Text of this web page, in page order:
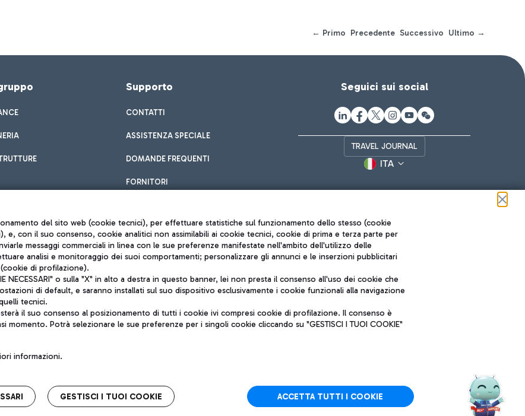
← Primo Precedente Successivo Ultimo →
Supporto
CONTATTI
ASSISTENZA SPECIALE
DOMANDE FREQUENTI
FORNITORI
Seguici sui social
TRAVEL JOURNAL
ITA
Mundys S.p.A.
06 65951
Note legali
Mappa sito
Accessibilità
Roma FCO
L'aeroporto stellato
QUALITÀ SOSTENIBILITÀ INNOVAZIONE
del sito web (cookie tecnici), per effettuare statistiche sul funzionamento dello stesso (cookie
e, con il suo consenso, cookie analitici non assimilabili ai cookie tecnici, cookie di prima e terza parte per
messaggi commerciali in linea con le sue preferenze manifestate nell'ambito dell'utilizzo delle
analisi e monitoraggio dei suoi comportamenti; personalizzare gli annunci e le inserzioni pubblicitari
di profilazione).
NECESSARI" o sulla "X" in alto a destra in questo banner, lei non presta il consenso all'uso dei cookie che
di default, e saranno installati sul suo dispositivo esclusivamente i cookie funzionali alla navigazione
tecnici.
il suo consenso al posizionamento di tutti i cookie ivi compresi cookie di profilazione. Il consenso è
Potrà selezionare le sue preferenze per i singoli cookie cliccando su "GESTISCI I TUOI COOKIE"
informazioni.
GESTISCI I TUOI COOKIE ACCETTA TUTTI I COOKIE